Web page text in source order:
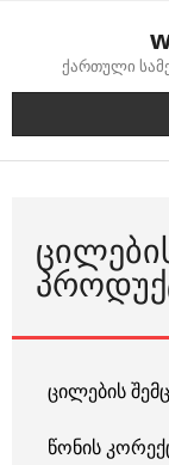
ქართული
ცილების
წონის